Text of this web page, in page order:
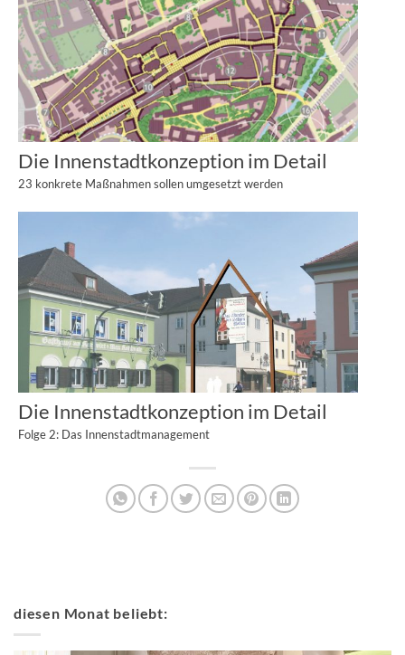
Die Innenstadtkonzeption im Detail
23 konkrete Maßnahmen sollen umgesetzt werden
Die Innenstadtkonzeption im Detail
Folge 2: Das Innenstadtmanagement
diesen Monat beliebt: